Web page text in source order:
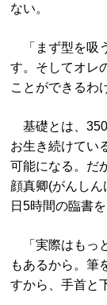
ない。
「まず型を吸
す。そしてオレ
ことができるわ
基礎とは、
お生き続けてい
可能になる。だ
顔真卿(がんし
日5時間の臨書
「実際はもっ
もあるから。筆
すから、手首と